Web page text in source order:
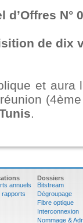
d’Offres N°
de dix
et
.
annuels
rapports
Dossiers
Bitstream
Dégroupage
Fibre optique
Interconnexion
Nommage &